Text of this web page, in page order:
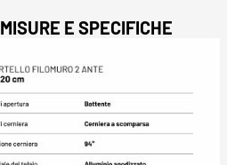
MISURE E SPECIFICHE